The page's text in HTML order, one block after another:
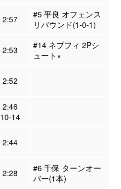
2:57
#5 平良 オフェンス
リバウンド(1-0-1)
2:53
#14 ネブフィ 2Pシ
ュート×
2:52
2:46
10-14
2:44
2:28
#6 千保 ターンオー
バー(1本)